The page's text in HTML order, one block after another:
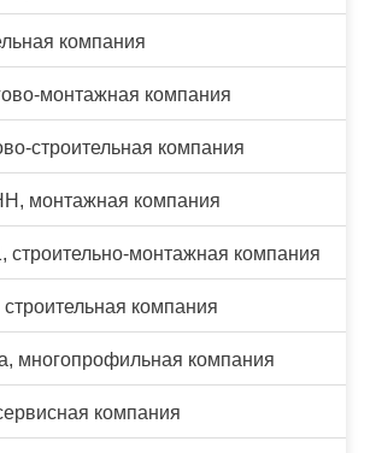
компания
монтажная компания
строительная компания
монтажная компания
строительно-монтажная компания
компания
многопрофильная компания
компания